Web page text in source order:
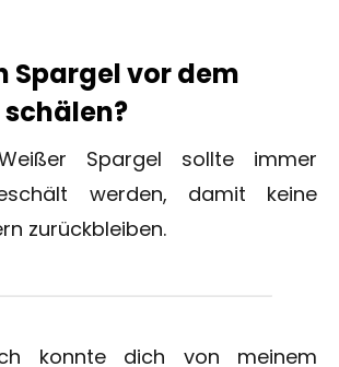
Spargel vor dem
Spargel sollte immer
werden, damit keine
zurückbleiben.
konnte dich von meinem